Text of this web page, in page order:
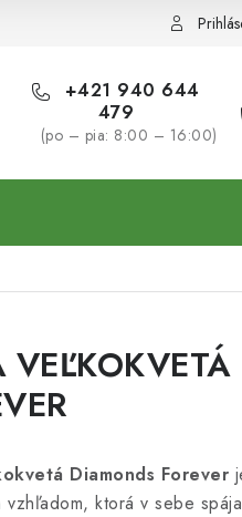
+421 940 644
479
(po – pia: 8:00 – 16:00)
Diamonds Forever
vzhľadom, ktorá v sebe